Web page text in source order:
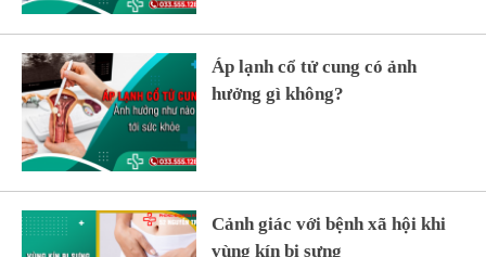
Áp lạnh cổ tử cung có ảnh
hưởng gì không?
Cảnh giác với bệnh xã hội khi
vùng kín bị sưng